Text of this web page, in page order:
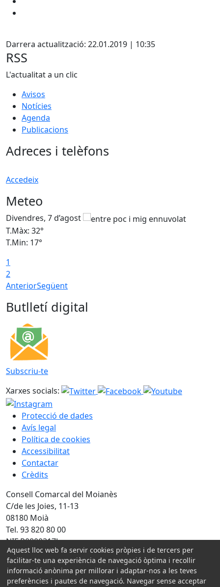
Darrera actualització: 22.01.2019 | 10:35
RSS
L'actualitat a un clic
Avisos
Notícies
Agenda
Publicacions
Adreces i telèfons
Accedeix
Meteo
Divendres, 7 d’agost
T.Màx: 32°
T.Min: 17°
1
2
AnteriorSegüent
Butlletí digital
Subscriu-te
Xarxes socials:
Protecció de dades
Avís legal
Política de cookies
Accessibilitat
Contactar
Crèdits
Consell Comarcal del Moianès
C/de les Joies, 11-13
08180 Moià
Tel. 93 820 80 00
NIF P0800317J
Amb la col·laboració de:
Aquest lloc web fa servir cookies pròpies i de tercers per
facilitar-te una experiència de navegació òptima i recollir
informació anònima per millorar i adaptar-nos a les teves
preferències i pautes de navegació. Navegar sense acceptar